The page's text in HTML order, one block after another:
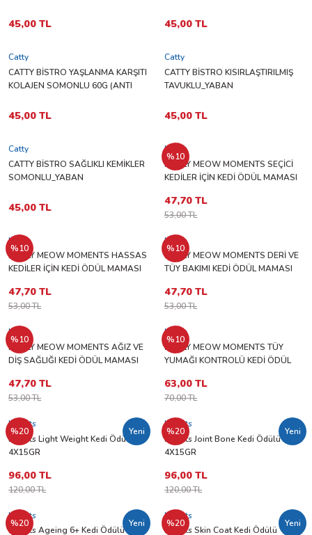
45,00 TL
MERSİNLİ_KIZILCIKLI 60G (PERFECT
45,00 TL
Catty
CATTY BİSTRO YAŞLANMA KARŞITI
KOLAJEN SOMONLU 60G (ANTI
45,00 TL
Catty
CATTY BİSTRO KISIRLAŞTIRILMIŞ
TAVUKLU_YABAN
(STERILISED)
45,00 TL
Catty
CATTY BİSTRO SAĞLIKLI KEMİKLER
SOMONLU_YABAN
BONES)
45,00 TL
%10
Molly
MOLLY MEOW MOMENTS SEÇİCİ
KEDİLER İÇİN KEDİ ÖDÜL MAMASI
47,70 TL
53,00 TL
%10
Molly
MOLLY MEOW MOMENTS HASSAS
KEDİLER İÇİN KEDİ ÖDÜL MAMASI
47,70 TL
53,00 TL
%10
Molly
MOLLY MEOW MOMENTS DERİ VE
TÜY BAKIMI KEDİ ÖDÜL MAMASI
47,70 TL
53,00 TL
%10
Molly
MOLLY MEOW MOMENTS AĞIZ VE
DİŞ SAĞLIĞI KEDİ ÖDÜL MAMASI
47,70 TL
53,00 TL
%10
Molly
MOLLY MEOW MOMENTS TÜY
YUMAĞI KONTROLÜ KEDİ ÖDÜL
63,00 TL
70,00 TL
%20 Yeni
M-Pets
M-Pets Light Weight Kedi Ödülü
4X15GR
96,00 TL
120,00 TL
%20 Yeni
M-Pets
M-Pets Joint Bone Kedi Ödülü
4X15GR
96,00 TL
120,00 TL
%20 Yeni
M-Pets
M-Pets Ageing 6+ Kedi Ödülü
%20 Yeni
M-Pets
M-Pets Skin Coat Kedi Ödülü